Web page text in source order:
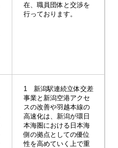
在、職員団体と交渉を
行っております。
1 新潟駅連続立体交差
事業と新潟空港アクセ
スの改善や羽越本線の
高速化は、新潟が環日
本海圏における日本海
側の拠点としての優位
性を高めていく上で重